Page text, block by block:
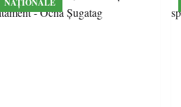
NAȚIONALE